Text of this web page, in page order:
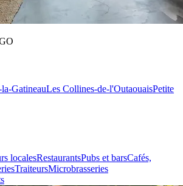
GatineauLes Collines-de-l'OutaouaisPetite
localesRestaurantsPubs et barsCafés,
TraiteursMicrobrasseries